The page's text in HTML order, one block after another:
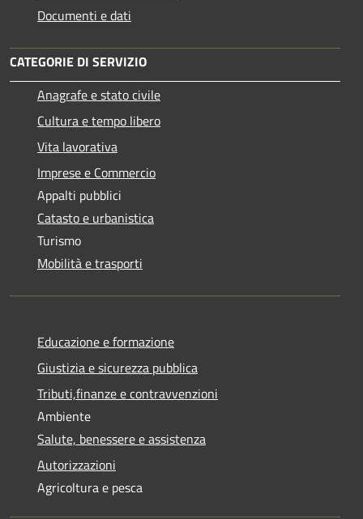
Documenti e dati
CATEGORIE DI SERVIZIO
Anagrafe e stato civile
Cultura e tempo libero
Vita lavorativa
Imprese e Commercio
Appalti pubblici
Catasto e urbanistica
Turismo
Mobilità e trasporti
Educazione e formazione
Giustizia e sicurezza pubblica
Tributi,finanze e contravvenzioni
Ambiente
Salute, benessere e assistenza
Autorizzazioni
Agricoltura e pesca